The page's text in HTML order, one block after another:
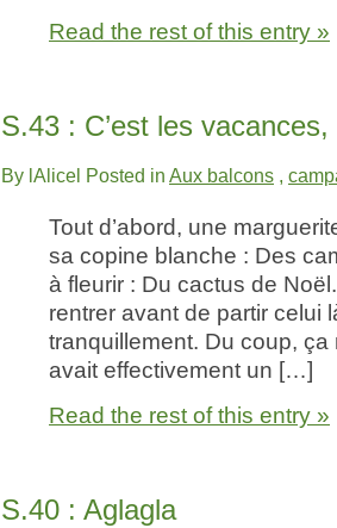
Read the rest of this entry »
S.43 : C’est les
By lAlicel Posted in Aux balcons ,
Tout d’abord, une
sa copine blanche : Des
à fleurir : Du cactus de
rentrer avant de partir celui
tranquillement. Du coup, ça
avait effectivement un […]
Read the rest of this entry »
S.40 : Aglagla